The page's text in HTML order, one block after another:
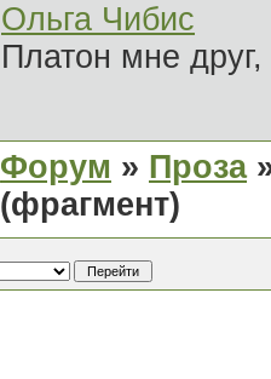
Ольга Чибис
Платон мне
Форум » Проза
(фрагмент)